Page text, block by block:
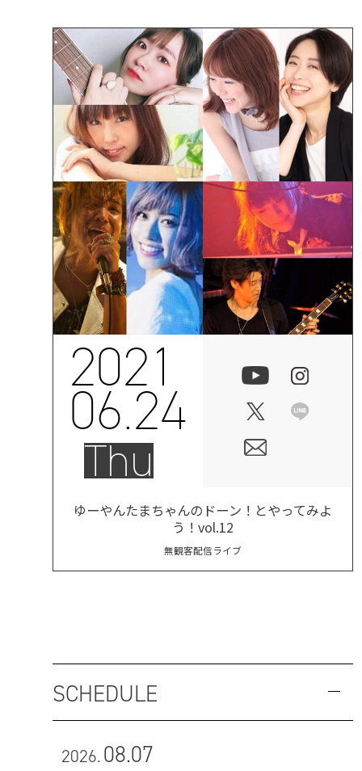
2021
06.24
Thu
ゆーやんたまちゃんのドーン！とやってみよ
う！vol.12
無観客配信ライブ
SCHEDULE
2026.08.07